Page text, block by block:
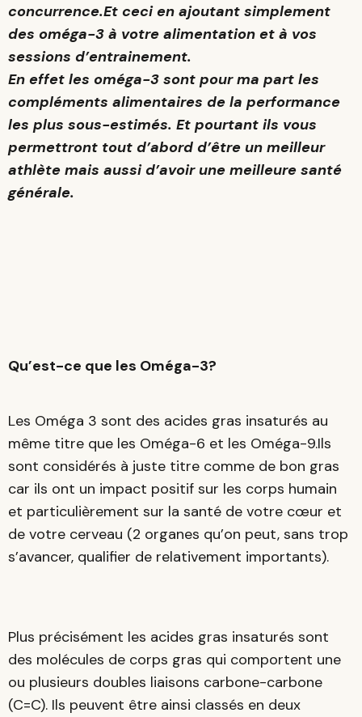
concurrence.Et ceci en ajoutant simplement
des oméga-3 à votre alimentation et à vos
sessions d’entrainement.
En effet les oméga-3 sont pour ma part les
compléments alimentaires de la performance
les plus sous-estimés. Et pourtant ils vous
permettront tout d’abord d’être un meilleur
athlète mais aussi d’avoir une meilleure santé
générale.
Qu’est-ce que les Oméga-3?
Les Oméga 3 sont des acides gras insaturés au
même titre que les Oméga-6 et les Oméga-9.Ils
sont considérés à juste titre comme de bon gras
car ils ont un impact positif sur les corps humain
et particulièrement sur la santé de votre cœur et
de votre cerveau (2 organes qu’on peut, sans trop
s’avancer, qualifier de relativement importants).
Plus précisément les acides gras insaturés sont
des molécules de corps gras qui comportent une
ou plusieurs doubles liaisons carbone-carbone
(C=C). Ils peuvent être ainsi classés en deux